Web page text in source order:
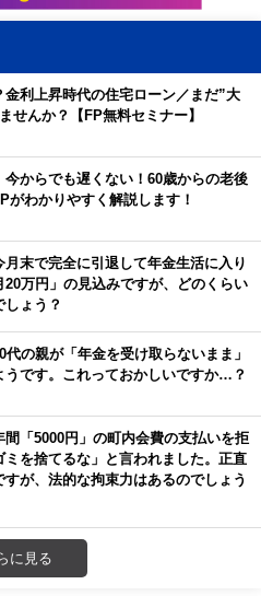
金利上昇時代の住宅ローン／まだ”大
せんか？【FP無料セミナー】
今からでも遅くない！60歳からの老後
がわかりやすく解説します！
月末で完全に引退して年金生活に入り
20万円」の見込みですが、どのくらい
しょう？
代の親が「年金を受け取らないまま」
うです。これっておかしいですか…？
間「5000円」の町内会費の支払いを拒
ミを捨てるな」と言われました。正直
すが、法的な拘束力はあるのでしょう
に見る